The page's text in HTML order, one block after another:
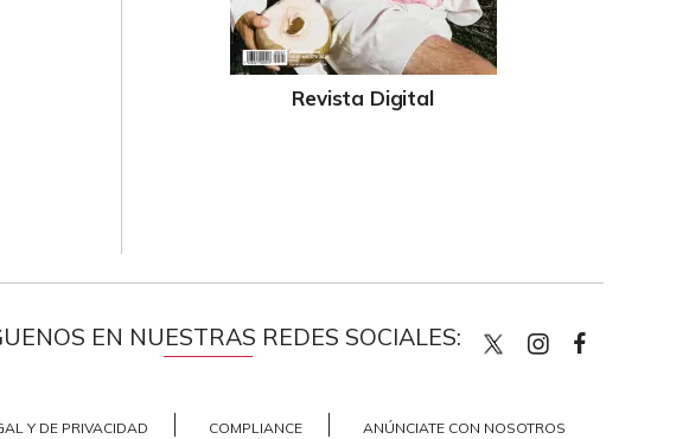
Revista Digital
Y DE PRIVACIDAD COMPLIANCE ANÚNCIATE CON NOSOTROS
EN NUESTRAS REDES SOCIALES: quiencom